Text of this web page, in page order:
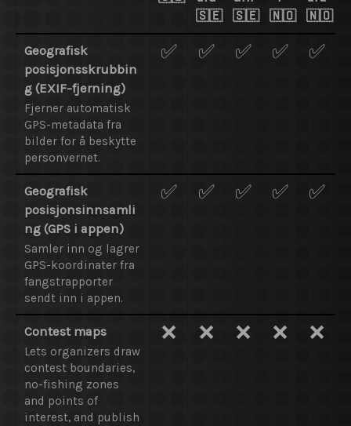
🇸🇪
🇸🇪
🇳🇴
🇳🇴
Geografisk
posisjonsskrubbin
g (EXIF-fjerning)
Fjerner automatisk
GPS-metadata fra
bilder for å beskytte
personvernet.
✅ ✅ ✅ ✅ ✅
Geografisk
posisjonsinnsamli
ng (GPS i appen)
Samler inn og lagrer
GPS-koordinater fra
fangstrapporter
sendt inn i appen.
✅ ✅ ✅ ✅ ✅
Contest maps
Lets organizers draw
contest boundaries,
no-fishing zones
and points of
interest, and publish
❌ ❌ ❌ ❌ ❌